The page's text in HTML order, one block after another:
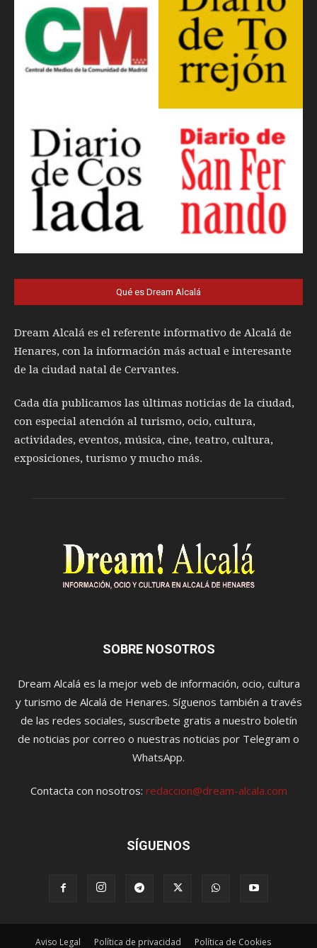
Qué es Dream Alcalá
Dream Alcalá es el referente informativo de Alcalá de
Henares, con la información más actual e interesante
de la ciudad natal de Cervantes.
Cada día publicamos las últimas noticias de la ciudad,
con especial atención al turismo, ocio, cultura,
actividades, eventos, música, cine, teatro, cultura,
exposiciones, turismo y mucho más.
SOBRE NOSOTROS
Dream Alcalá es la mejor web de información, ocio, cultura
y turismo de Alcalá de Henares. Síguenos también a través
de las redes sociales, suscríbete gratis a nuestro boletín
de noticias por correo o nuestras noticias por Telegram o
WhatsApp.
Contacta con nosotros: redaccion@dream-alcala.com
SÍGUENOS
Aviso Legal Política de privacidad Política de Cookies